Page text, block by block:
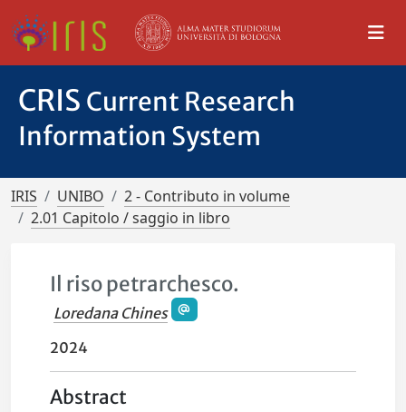
CRIS Current Research
Information System
IRIS UNIBO
2 - Contributo in volume
2.01 Capitolo / saggio in libro
Il riso petrarchesco.
Loredana Chines
2024
Abstract